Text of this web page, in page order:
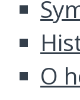
O